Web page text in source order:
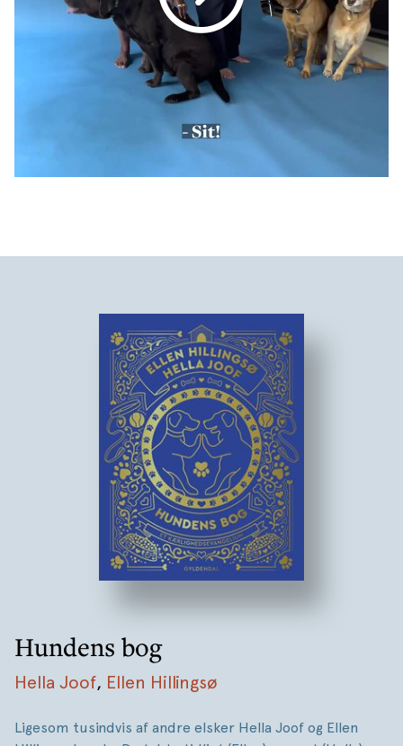
Hundens bog
Hella Joof, Ellen Hillingsø
Ligesom tusindvis af andre elsker Hella Joof og Ellen